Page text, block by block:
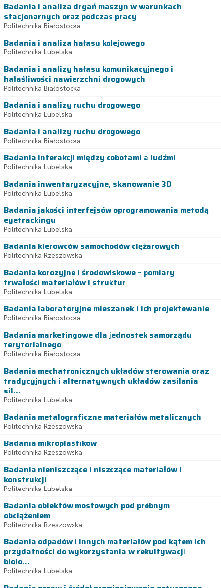
Badania i analiza drgań maszyn w warunkach
stacjonarnych oraz podczas pracy
Politechnika Białostocka
Badania i analiza hałasu kolejowego
Politechnika Lubelska
Badania i analizy hałasu komunikacyjnego i
hałaśliwości nawierzchni drogowych
Politechnika Białostocka
Badania i analizy ruchu drogowego
Politechnika Lubelska
Badania i analizy ruchu drogowego
Politechnika Białostocka
Badania interakcji między cobotami a ludźmi
Politechnika Lubelska
Badania inwentaryzacyjne, skanowanie 3D
Politechnika Lubelska
Badania jakości interfejsów oprogramowania metodą
eyetrackingu
Politechnika Lubelska
Badania kierowców samochodów ciężarowych
Politechnika Rzeszowska
Badania korozyjne i środowiskowe – pomiary
trwałości materiałów i struktur
Politechnika Lubelska
Badania laboratoryjne mieszanek i ich projektowanie
Politechnika Białostocka
Badania marketingowe dla jednostek samorządu
terytorialnego
Politechnika Białostocka
Badania mechatronicznych układów sterowania oraz
tradycyjnych i alternatywnych układów zasilania
sil...
Politechnika Lubelska
Badania metalograficzne materiałów metalicznych
Politechnika Rzeszowska
Badania mikroplastików
Politechnika Rzeszowska
Badania nieniszczące i niszczące materiałów i
konstrukcji
Politechnika Lubelska
Badania obiektów mostowych pod próbnym
obciążeniem
Politechnika Rzeszowska
Badania odpadów i innych materiałów pod kątem ich
przydatności do wykorzystania w rekultywacji
biolo...
Politechnika Lubelska